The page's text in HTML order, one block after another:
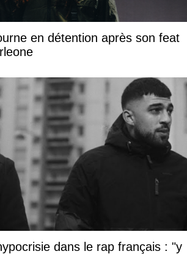
en détention après son feat
dans le rap français : "y